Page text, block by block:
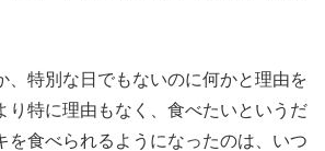
、特別な日でもないのに何かと理由を
り特に理由もなく、食べたいというだ
を食べられるようになったのは、いつ